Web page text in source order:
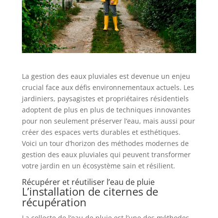
La gestion des eaux pluviales est devenue un enjeu
crucial face aux défis environnementaux actuels. Les
jardiniers, paysagistes et propriétaires résidentiels
adoptent de plus en plus de techniques innovantes
pour non seulement préserver l’eau, mais aussi pour
créer des espaces verts durables et esthétiques.
Voici un tour d’horizon des méthodes modernes de
gestion des eaux pluviales qui peuvent transformer
votre jardin en un écosystème sain et résilient.
Récupérer et réutiliser l’eau de pluie
L’installation de citernes de
récupération